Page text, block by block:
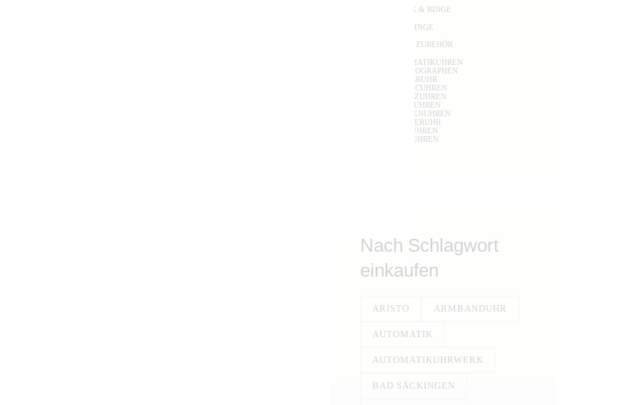
SCHMUCK & RINGE
TRAURINGE
UHREN & ZUBEHÖR
AUTOMATIKUHREN
CHRONOGRAPHEN
FLIEGERUHR
KINETICUHREN
QUARTZUHREN
SOLARUHREN
TASCHENUHREN
TAUCHERUHR
TISCHUHREN
WANDUHREN
Nach Schlagwort
einkaufen
ARISTO ARMBANDUHR
AUTOMATIK
AUTOMATIKUHRWERK
BAD SÄCKINGEN